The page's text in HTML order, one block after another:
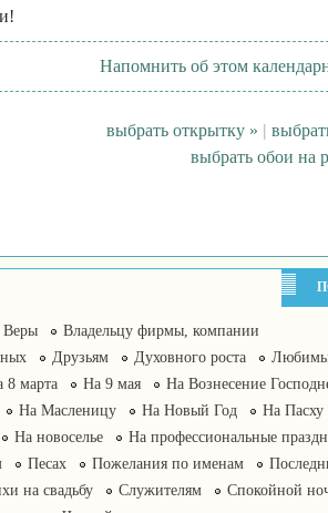
Напомнить об этом
выбрать открытку » |
выбрать обои на
Веры
Владельцу фирмы, компании
Друзьям Духовного роста
8 марта На 9 мая
На Вознесение
На Масленицу На Новый Год
На Пасху
На новоселье
На профессиональные
Песах Пожелания по именам
на свадьбу Служителям
Спокойной